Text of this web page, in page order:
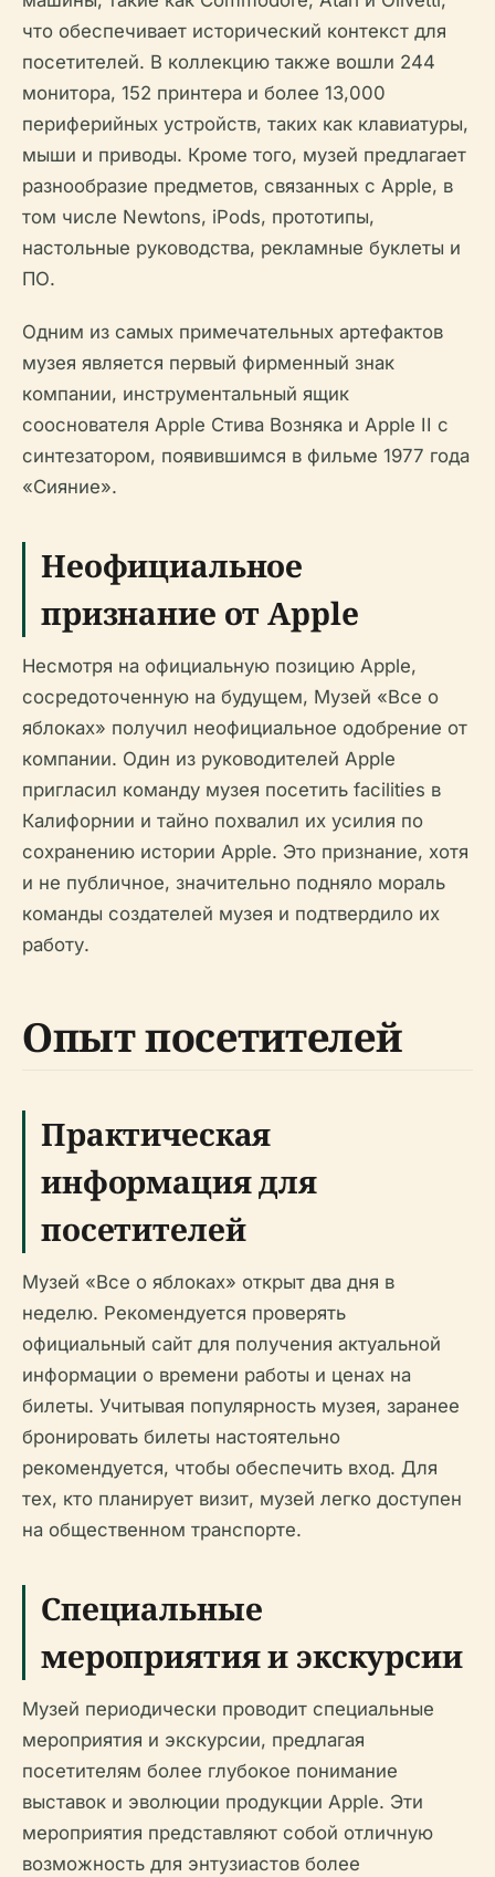
что обеспечивает исторический контекст для
посетителей. В коллекцию также вошли 244
монитора, 152 принтера и более 13,000
периферийных устройств, таких как клавиатуры,
мыши и приводы. Кроме того, музей предлагает
разнообразие предметов, связанных с Apple, в
том числе Newtons, iPods, прототипы,
настольные руководства, рекламные буклеты и
ПО.
Одним из самых примечательных артефактов
музея является первый фирменный знак
компании, инструментальный ящик
сооснователя Apple Стива Возняка и Apple II с
синтезатором, появившимся в фильме 1977 года
«Сияние».
Неофициальное
признание от Apple
Несмотря на официальную позицию Apple,
сосредоточенную на будущем, Музей «Все о
яблоках» получил неофициальное одобрение от
компании. Один из руководителей Apple
пригласил команду музея посетить facilities в
Калифорнии и тайно похвалил их усилия по
сохранению истории Apple. Это признание, хотя
и не публичное, значительно подняло мораль
команды создателей музея и подтвердило их
работу.
Опыт посетителей
Практическая
информация для
посетителей
Музей «Все о яблоках» открыт два дня в
неделю. Рекомендуется проверять
официальный сайт для получения актуальной
информации о времени работы и ценах на
билеты. Учитывая популярность музея, заранее
бронировать билеты настоятельно
рекомендуется, чтобы обеспечить вход. Для
тех, кто планирует визит, музей легко доступен
на общественном транспорте.
Специальные
мероприятия и экскурсии
Музей периодически проводит специальные
мероприятия и экскурсии, предлагая
посетителям более глубокое понимание
выставок и эволюции продукции Apple. Эти
мероприятия представляют собой отличную
возможность для энтузиастов более